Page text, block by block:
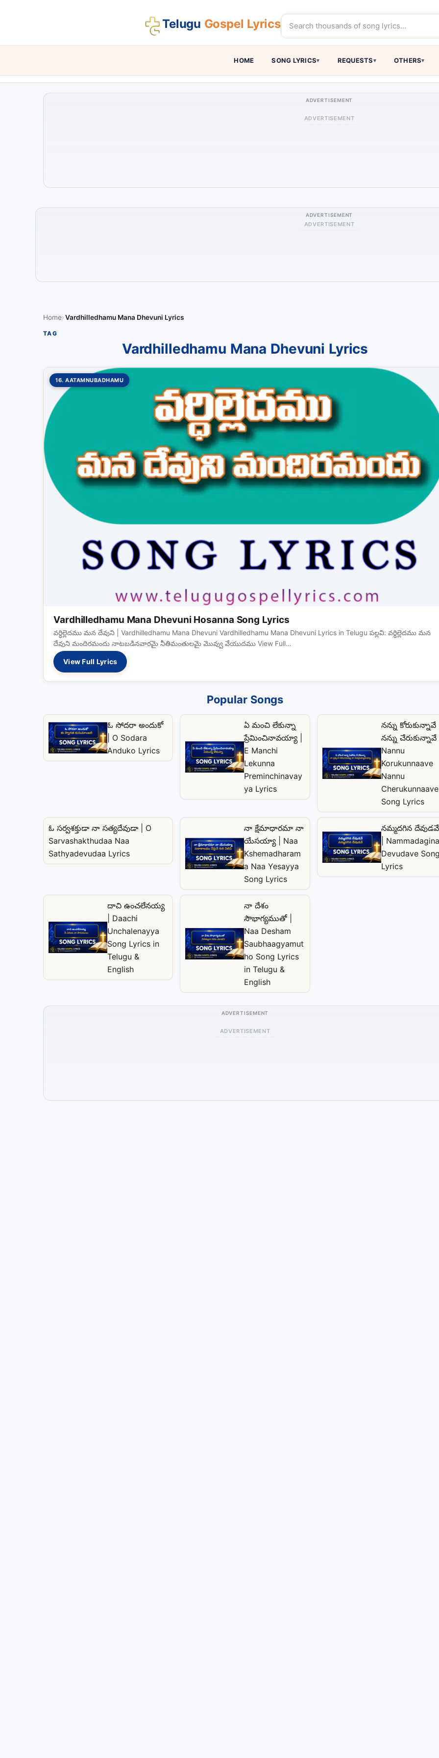
Telugu Gospel Lyrics
HOME SONG LYRICS REQUESTS OTHERS
ADVERTISEMENT
ADVERTISEMENT
ADVERTISEMENT
ADVERTISEMENT
Home Vardhilledhamu Mana Dhevuni Lyrics
TAG
Vardhilledhamu Mana Dhevuni Lyrics
16. AATAMNUBADHAMU
Vardhilledhamu Mana Dhevuni Hosanna Song Lyrics
వర్ధిల్లెదము మన దేవుని | Vardhilledhamu Mana Dhevuni Vardhilledhamu Mana Dhevuni Lyrics in Telugu పల్లవి: వర్ధిల్లెదము మన
దేవుని మందిరమందు నాటబడినవారమై నీతిమంతులమై మొవ్వు వేయుదము View Full…
View Full Lyrics
Popular Songs
ఓ సోదరా అందుకో
| O Sodara
Anduko Lyrics
ఏ మంచి లేకున్నా
ప్రేమించినావయ్యా |
E Manchi
Lekunna
Preminchinavay
ya Lyrics
నన్ను కోరుకున్నావే
నన్ను చేరుకున్నావే |
Nannu
Korukunnaave
Nannu
Cherukunnaave
Song Lyrics
ఓ సర్వశక్తుడా నా సత్యదేవుడా | O
Sarvashakthudaa Naa
Sathyadevudaa Lyrics
నా క్షేమాధారమా నా
యేసయ్యా | Naa
Kshemadharam
a Naa Yesayya
Song Lyrics
నమ్మదగిన దేవుడవే
| Nammadagina
Devudave Song
Lyrics
దాచి ఉంచలేనయ్య
| Daachi
Unchalenayya
Song Lyrics in
Telugu &
English
నా దేశం
సౌభాగ్యముతో |
Naa Desham
Saubhaagyamut
ho Song Lyrics
in Telugu &
English
ADVERTISEMENT
ADVERTISEMENT